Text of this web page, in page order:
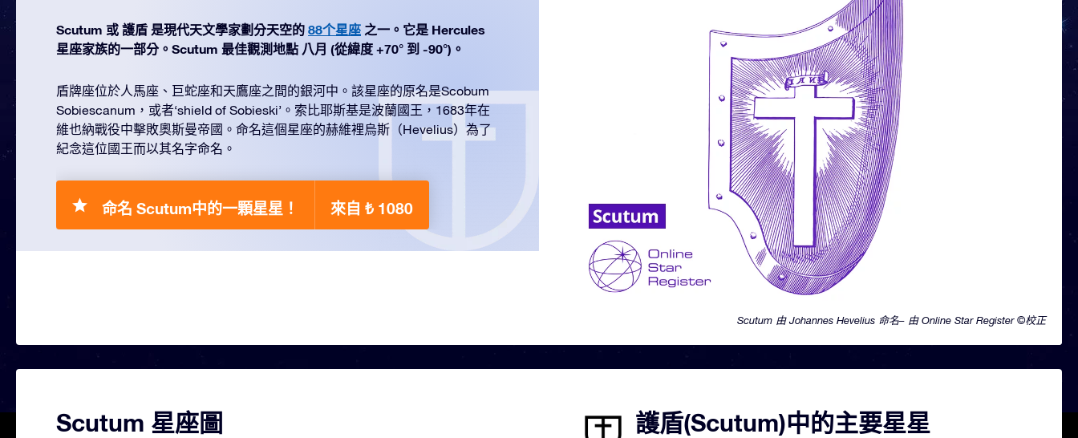
Scutum 由 Johannes Hevelius 命名– 由 Online Star Register ©校正
Scutum 或 護盾 是現代天文學家劃分天空的 88个星座 之一。它是 Hercules
星座家族的一部分。Scutum 最佳觀測地點 八月 (從緯度 +70° 到 -90°)。
盾牌座位於人馬座、巨蛇座和天鷹座之間的銀河中。該星座的原名是Scobum
Sobiescanum，或者‘shield of Sobieski’。索比耶斯基是波蘭國王，1683年在
維也納戰役中擊敗奧斯曼帝國。命名這個星座的赫維裡烏斯（Hevelius）為了
紀念這位國王而以其名字命名。
命名 Scutum中的一顆星星！ 來自 ₺ 1080
Scutum 星座圖 護盾(Scutum)中的主要星星